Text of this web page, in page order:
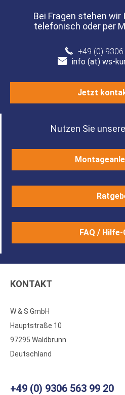
Bei Fragen stehen wir
telefonisch oder per
+49 (0)
info (at) ws-
Jetzt
Nutzen Sie
FAQ /
KONTAKT
W & S GmbH
Hauptstraße 10
97295 Waldbrunn
Deutschland
+49 (0) 9306 563 99 20